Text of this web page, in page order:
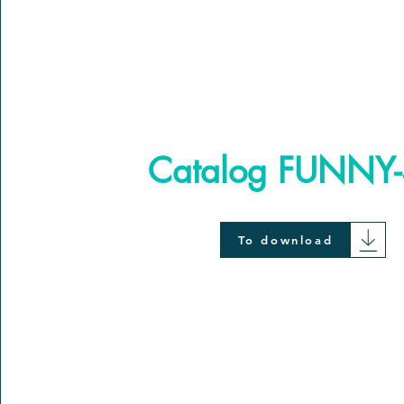
Catalog
To download